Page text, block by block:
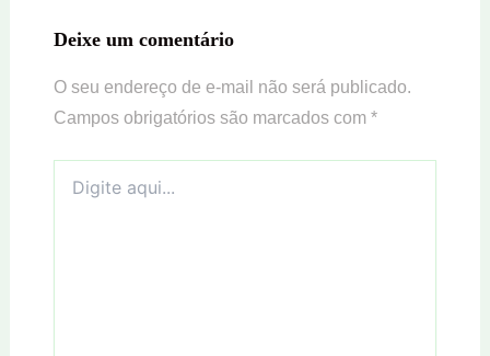
Deixe um comentário
O seu endereço de e-mail não será publicado.
Campos obrigatórios são marcados com *
aqui...